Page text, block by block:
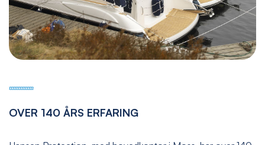
OVER 140 ÅRS ERFARING